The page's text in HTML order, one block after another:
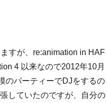
すが、re:animation in HAF
4 以来なので2012年10月
のパーティーでDJをするの
していたのですが、自分の